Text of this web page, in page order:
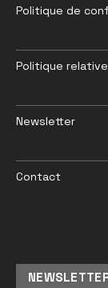
Politique de
Politique
Newsletter
Contact